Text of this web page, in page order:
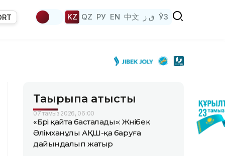
KZ QZ РУ EN 中文 ق ز ЎЗ
Тақырыпқа қатысты
07 тамыз 2026, 06:00
«Бәрі қайта басталады»: Жәнібек
Әлімханұлы АҚШ-қа баруға
дайындалып жатыр